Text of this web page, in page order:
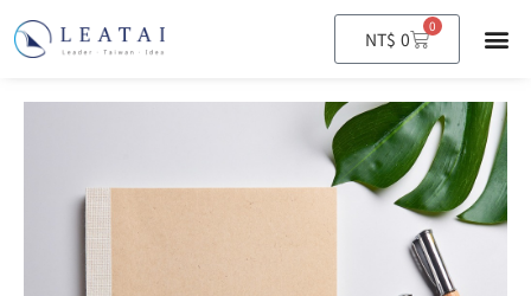
NT$ 0
0
購
物